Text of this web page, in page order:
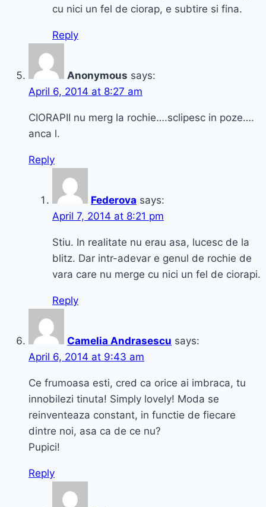
cu nici un fel de ciorap, e subtire si fina.
Reply
Anonymous says:
April 6, 2014 at 8:27 am
CIORAPII nu merg la rochie….sclipesc in poze….
anca l.
Reply
Federova says:
April 7, 2014 at 8:21 pm
Stiu. In realitate nu erau asa, lucesc de la
blitz. Dar intr-adevar e genul de rochie de
vara care nu merge cu nici un fel de ciorapi.
Reply
Camelia Andrasescu says:
April 6, 2014 at 9:43 am
Ce frumoasa esti, cred ca orice ai imbraca, tu
innobilezi tinuta! Simply lovely! Moda se
reinventeaza constant, in functie de fiecare
dintre noi, asa ca de ce nu?
Pupici!
Reply